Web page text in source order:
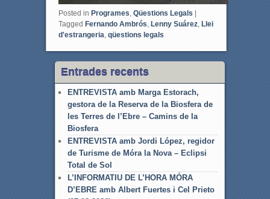
Posted in Programes, Qüestions Legals
Tagged Fernando Ambrós, Lenny Suárez, Llei
d'estrangeria, qüestions legals
Entrades recents
ENTREVISTA amb Marga Estorach,
gestora de la Reserva de la Biosfera de
les Terres de l’Ebre – Camins de la
Biosfera
ENTREVISTA amb Jordi López, regidor
de Turisme de Móra la Nova – Eclipsi
Total de Sol
L’INFORMATIU DE L’HORA MÓRA
D’EBRE amb Albert Fuertes i Cel Prieto